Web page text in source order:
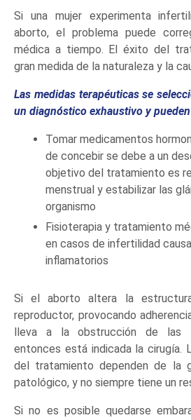
Si una mujer experimenta
aborto, el problema puede
médica a tiempo. El éxito del
gran medida de la naturaleza y la
Las medidas terapéuticas se
un diagnóstico exhaustivo y
Tomar medicamentos
de concebir se debe a un
objetivo del tratamiento es
menstrual y estabilizar las
organismo
Fisioterapia y tratamiento
en casos de infertilidad
inflamatorios
Si el aborto altera la
reproductor, provocando
lleva a la obstrucción de las
entonces está indicada la cirugía.
del tratamiento dependen de la
patológico, y no siempre tiene un
Si no es posible quedarse